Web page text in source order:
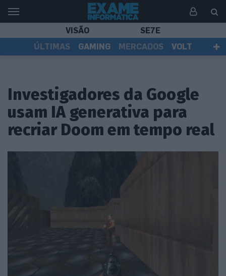
VISÃO
SE7E
ÚLTIMAS
GAMING MERCADOS
VOLT
Investigadores da Google
usam IA generativa para
recriar Doom em tempo real